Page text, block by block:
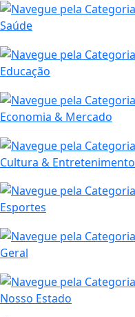
Saúde
Educação
Economia & Mercado
Cultura & Entretenimento
Esportes
Geral
Nosso Estado